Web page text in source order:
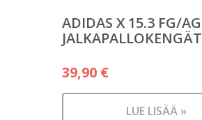
ADIDAS X 15.3 FG/AG
JALKAPALLOKENGÄT
39,90 €
LUE LISÄÄ »